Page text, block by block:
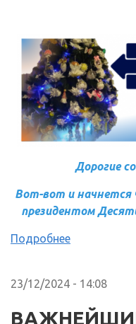
Дорогие
Вот-вот и начнется
президентом
Подробнее
23/12/2024 - 14:08